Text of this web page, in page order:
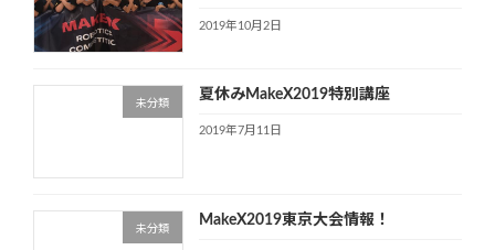
2019年10月2日
未分類
夏休みMakeX2019特別講座
2019年7月11日
未分類
MakeX2019東京大会情報！